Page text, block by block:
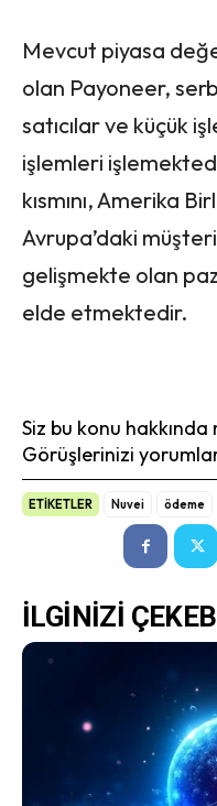
Mevcut piyasa
olan Payoneer,
satıcılar ve küçük
işlemleri
kısmını, Amerika
Avrupa’daki
gelişmekte olan
elde etmektedir.
Siz bu konu
Görüşlerinizi
ETİKETLER Nuvei ödeme